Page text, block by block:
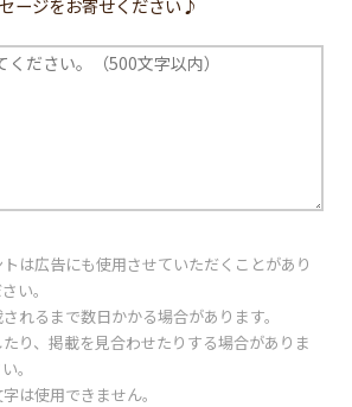
ージをお寄せください♪
は広告にも使用させていただくことがあり
い。
れるまで数日かかる場合があります。
り、掲載を見合わせたりする場合がありま
。
は使用できません。